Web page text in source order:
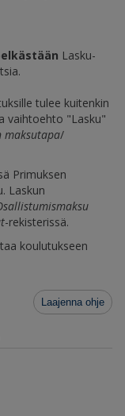
Lasku-
tulee kuitenkin
vaihtoehto "Lasku"
maksutapa/
Primuksen
Laskun
-rekisterissä.
koulutukseen
Laajenna ohje